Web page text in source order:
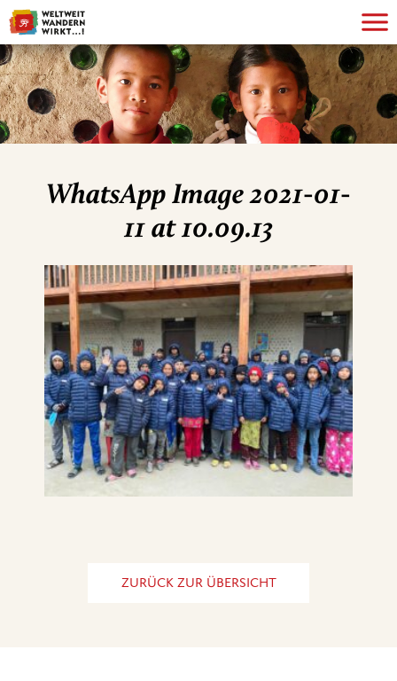
WhatsApp Image 2021-01-
11 at 10.09.13
ZURÜCK ZUR ÜBERSICHT